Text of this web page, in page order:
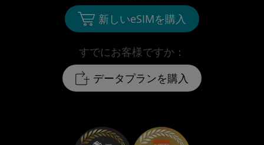
すでにお客様ですか：
データプランを購入
新しいeSIMを購入